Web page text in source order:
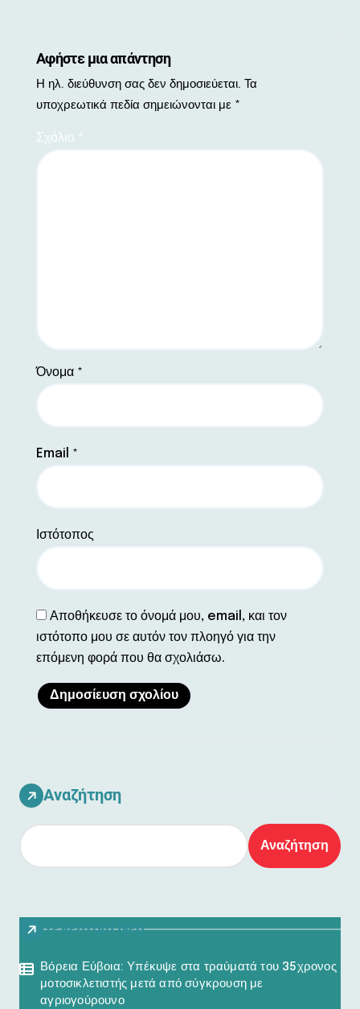
Αφήστε μια απάντηση
Η ηλ. διεύθυνση σας δεν δημοσιεύεται. Τα
υποχρεωτικά πεδία σημειώνονται με *
Σχόλιο *
Όνομα *
Email *
Ιστότοπος
Αποθήκευσε το όνομά μου, email, και τον
ιστότοπο μου σε αυτόν τον πλοηγό για την
επόμενη φορά που θα σχολιάσω.
Αναζήτηση
Αναζήτηση
Τελευταία Νέα
Βόρεια Εύβοια: Υπέκυψε στα τραύματά του 35χρονος
μοτοσικλετιστής μετά από σύγκρουση με
αγριογούρουνο